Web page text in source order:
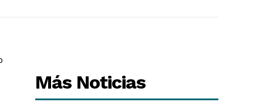
Más Noticias